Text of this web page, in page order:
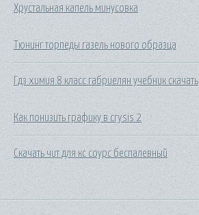
Хрустальная капель минусовка
Тюнинг торпеды газель нового образца
Гдз химия 8 класс габриелян учебник скачать
Как понизить графику в crysis 2
Скачать чит для кс соурс беспалевный